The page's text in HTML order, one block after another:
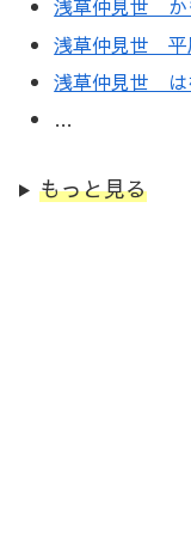
浅草仲見世 か
浅草仲見世 平
浅草仲見世 は
…
もっと見る